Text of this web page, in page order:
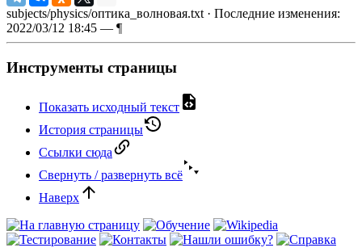
subjects/physics/оптика_волновая.txt · Последние изменения:
2022/03/12 18:45 — ¶
Инструменты страницы
Показать исходный текст
История страницы
Ссылки сюда
Свернуть / развернуть всё
Наверх